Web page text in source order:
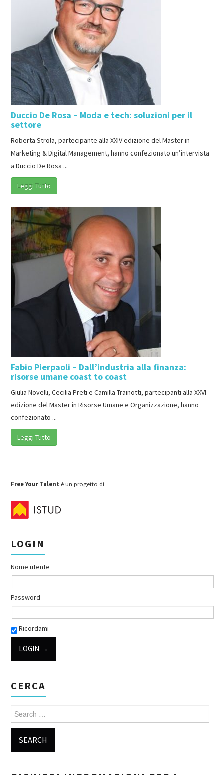
Duccio De Rosa – Moda e tech: soluzioni per il
settore
Roberta Strola, partecipante alla XXIV edizione del Master in
Marketing & Digital Management, hanno confezionato un’intervista
a Duccio De Rosa ...
Leggi Tutto
Fabio Pierpaoli – Dall’industria alla finanza:
risorse umane coast to coast
Giulia Novelli, Cecilia Preti e Camilla Trainotti, partecipanti alla XXVI
edizione del Master in Risorse Umane e Organizzazione, hanno
confezionato ...
Leggi Tutto
Free Your Talent è un progetto di
LOGIN
Nome utente
Password
Ricordami
CERCA
Search for: